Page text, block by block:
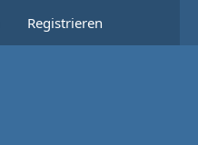
Registrieren